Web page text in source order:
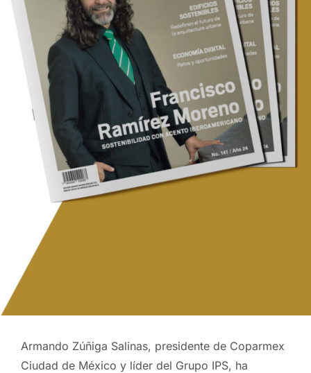
Armando Zúñiga Salinas, presidente de Coparmex
Ciudad de México y líder del Grupo IPS, ha